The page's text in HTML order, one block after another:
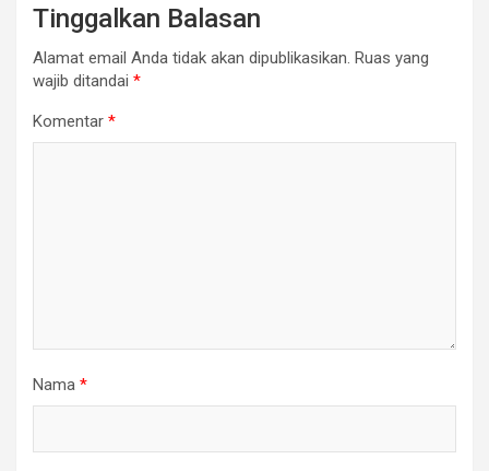
Tinggalkan Balasan
Alamat email Anda tidak akan dipublikasikan. Ruas yang
wajib ditandai *
Komentar *
Nama *